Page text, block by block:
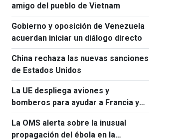
amigo del pueblo de Vietnam
Gobierno y oposición de Venezuela
acuerdan iniciar un diálogo directo
China rechaza las nuevas sanciones
de Estados Unidos
La UE despliega aviones y
bomberos para ayudar a Francia y
España a combatir los incendios
forestales
La OMS alerta sobre la inusual
propagación del ébola en la